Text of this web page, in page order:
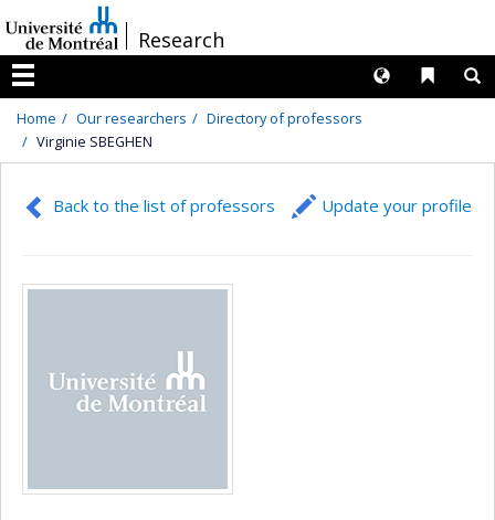
au
contenu
/Research
Menu
Liens
Langues
Home Our researchers
Directory of professors
Virginie SBEGHEN
Back to the list of professors Update your profile